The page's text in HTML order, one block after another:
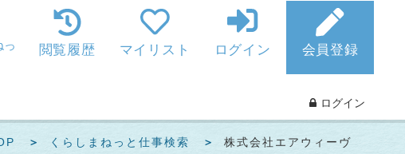
っ
閲覧履歴 マイリスト ログイン 会員登録
ログイン
くらしまねっと仕事検索 株式会社エアウィーヴ